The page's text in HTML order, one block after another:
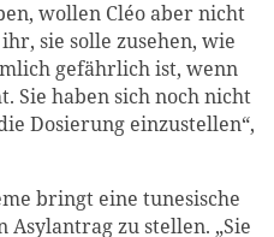
wollen Cléo aber nicht
sie solle zusehen, wie
gefährlich ist, wenn
Sie haben sich noch nicht
Dosierung einzustellen“,
bringt eine tunesische
zu stellen. „Sie